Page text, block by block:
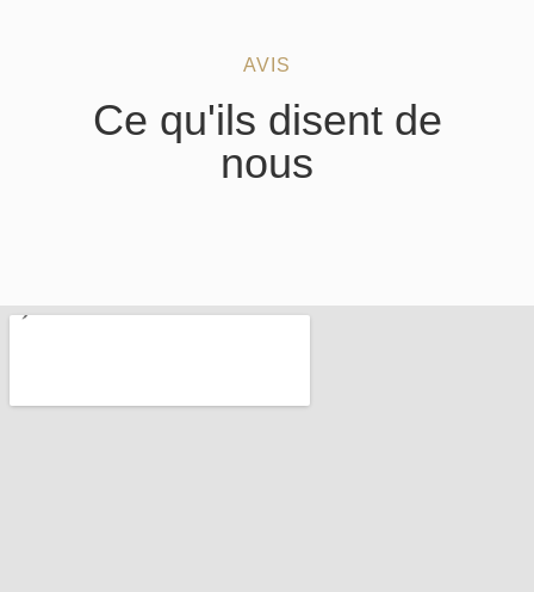
AVIS
Ce qu'ils disent de
nous